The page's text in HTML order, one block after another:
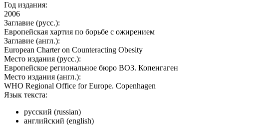
Год издания:
2006
Заглавие (русс.):
Европейская хартия по борьбе с ожирением
Заглавие (англ.):
European Charter on Counteracting Obesity
Место издания (русс.):
Европейское региональное бюро ВОЗ. Копенгаген
Место издания (англ.):
WHO Regional Office for Europe. Copenhagen
Язык текста:
русский (russian)
английский (english)